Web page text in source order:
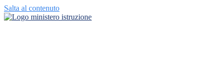
Salta al contenuto